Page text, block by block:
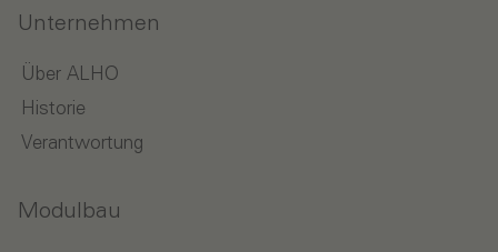
Unternehmen
Über ALHO
Historie
Verantwortung
Modulbau